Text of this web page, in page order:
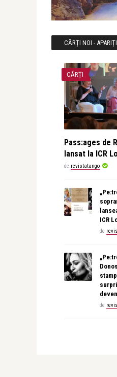
CĂRȚI NOI -
CĂRȚI
Pass:ages de
lansat la ICR
de revistatango
ICR
de
de